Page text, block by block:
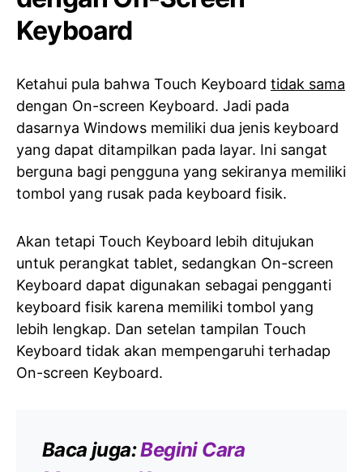
Keyboard
Ketahui pula bahwa Touch Keyboard tidak sama
dengan On-screen Keyboard. Jadi pada
dasarnya Windows memiliki dua jenis keyboard
yang dapat ditampilkan pada layar. Ini sangat
berguna bagi pengguna yang sekiranya memiliki
tombol yang rusak pada keyboard fisik.
Akan tetapi Touch Keyboard lebih ditujukan
untuk perangkat tablet, sedangkan On-screen
Keyboard dapat digunakan sebagai pengganti
keyboard fisik karena memiliki tombol yang
lebih lengkap. Dan setelan tampilan Touch
Keyboard tidak akan mempengaruhi terhadap
On-screen Keyboard.
Baca juga:Begini Cara